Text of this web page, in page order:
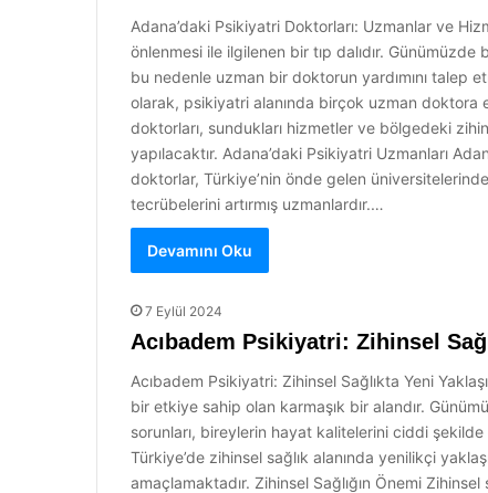
Adana’daki Psikiyatri Doktorları: Uzmanlar ve
önlenmesi ile ilgilenen bir tıp dalıdır.
bu nedenle uzman bir doktorun yardımını talep
olarak, psikiyatri alanında birçok uzman doktora
doktorları, sundukları hizmetler ve bölgedeki
yapılacaktır. Adana’daki Psikiyatri Uzmanları
doktorlar, Türkiye’nin önde gelen
tecrübelerini artırmış uzmanlardır.…
Devamını Oku
7 Eylül 2024
Acıbadem Psikiyatri: Zihinsel
Acıbadem Psikiyatri: Zihinsel Sağlıkta Yeni
bir etkiye sahip olan karmaşık bir alandır.
sorunları, bireylerin hayat kalitelerini ciddi
Türkiye’de zihinsel sağlık alanında yenilikçi
amaçlamaktadır. Zihinsel Sağlığın Önemi